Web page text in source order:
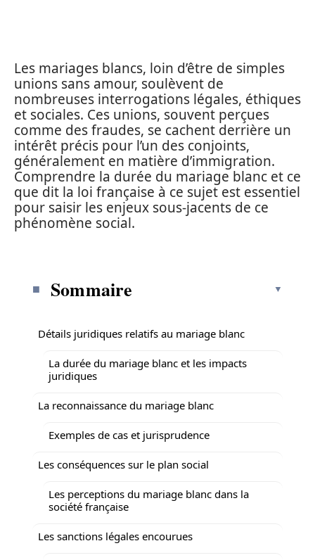
Les mariages blancs, loin d’être de simples
unions sans amour, soulèvent de
nombreuses interrogations légales, éthiques
et sociales. Ces unions, souvent perçues
comme des fraudes, se cachent derrière un
intérêt précis pour l’un des conjoints,
généralement en matière d’immigration.
Comprendre la durée du mariage blanc et ce
que dit la loi française à ce sujet est essentiel
pour saisir les enjeux sous-jacents de ce
phénomène social.
Sommaire
Détails juridiques relatifs au mariage blanc
La durée du mariage blanc et les impacts
juridiques
La reconnaissance du mariage blanc
Exemples de cas et jurisprudence
Les conséquences sur le plan social
Les perceptions du mariage blanc dans la
société française
Les sanctions légales encourues